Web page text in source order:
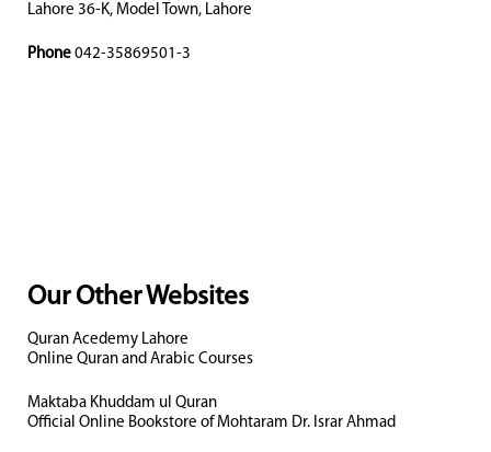
Lahore 36-K, Model Town, Lahore
Phone 042-35869501-3
Our Other Websites
Quran Acedemy Lahore
Online Quran and Arabic Courses
Maktaba Khuddam ul Quran
Official Online Bookstore of Mohtaram Dr. Israr Ahmad